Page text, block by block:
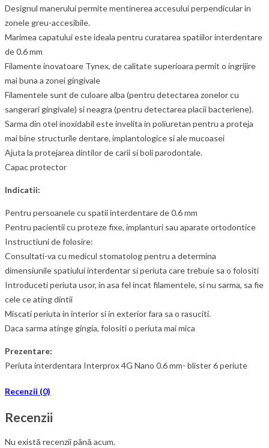
Designul manerului permite mentinerea accesului perpendicular in
zonele greu-accesibile.
Marimea capatului este ideala pentru curatarea spatiilor interdentare
de 0.6 mm
Filamente inovatoare Tynex, de calitate superioara permit o ingrijire
mai buna a zonei gingivale
Filamentele sunt de culoare alba (pentru detectarea zonelor cu
sangerari gingivale) si neagra (pentru detectarea placii bacteriene).
Sarma din otel inoxidabil este invelita in poliuretan pentru a proteja
mai bine structurile dentare, implantologice si ale mucoasei
Ajuta la protejarea dintilor de carii si boli parodontale.
Capac protector
Indicatii:
Pentru persoanele cu spatii interdentare de 0.6 mm
Pentru pacientii cu proteze fixe, implanturi sau aparate ortodontice
Instructiuni de folosire:
Consultati-va cu medicul stomatolog pentru a determina
dimensiunile spatiului interdentar si periuta care trebuie sa o folositi
Introduceti periuta usor, in asa fel incat filamentele, si nu sarma, sa fie
cele ce ating dintii
Miscati periuta in interior si in exterior fara sa o rasuciti.
Daca sarma atinge gingia, folositi o periuta mai mica
Prezentare:
Periuta interdentara Interprox 4G Nano 0.6 mm- blister 6 periute
Recenzii (0)
Recenzii
Nu există recenzii până acum.